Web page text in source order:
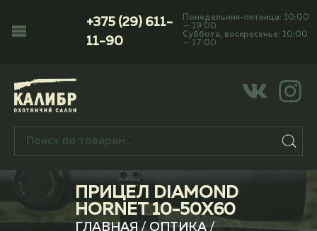
+375 (29) 611-
11-90
Понедельник-пятница: 10:00
— 19:00
Суббота, воскресенье: 10:00
— 17:00
ПРИЦЕЛ DIAMOND
HORNET 10-50X60
ГЛАВНАЯ /ОПТИКА/